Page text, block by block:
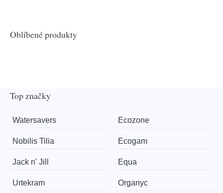
Oblíbené produkty
Top značky
Watersavers Ecozone
Nobilis Tilia Ecogam
Jack n' Jill Equa
Urtekram Organyc